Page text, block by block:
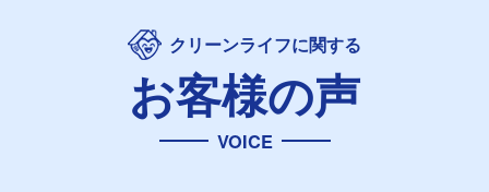
クリーンライフに関する
お客様の声
VOICE